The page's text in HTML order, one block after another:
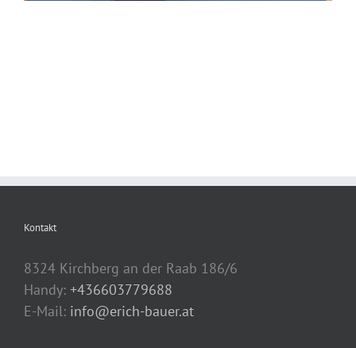
Kontakt
8324 Kirchberg an der Raab 186/6
Handy: +436603779688
E-Mail: info@erich-bauer.at